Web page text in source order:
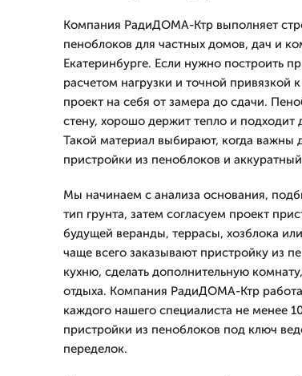
Компания РадиДОМА-Ктр выполняет
пеноблоков для частных домов, дач и
Екатеринбурге. Если нужно построить
расчетом нагрузки и точной
проект на себя от замера до сдачи.
стену, хорошо держит тепло и подходит
Такой материал выбирают, когда важны
пристройки из пеноблоков и
Мы начинаем с анализа основания,
тип грунта, затем согласуем проект
будущей веранды, террасы, хозблока
чаще всего заказывают пристройку из
кухню, сделать дополнительную
отдыха. Компания РадиДОМА-Ктр
каждого нашего специалиста не менее
пристройки из пеноблоков под ключ
переделок.